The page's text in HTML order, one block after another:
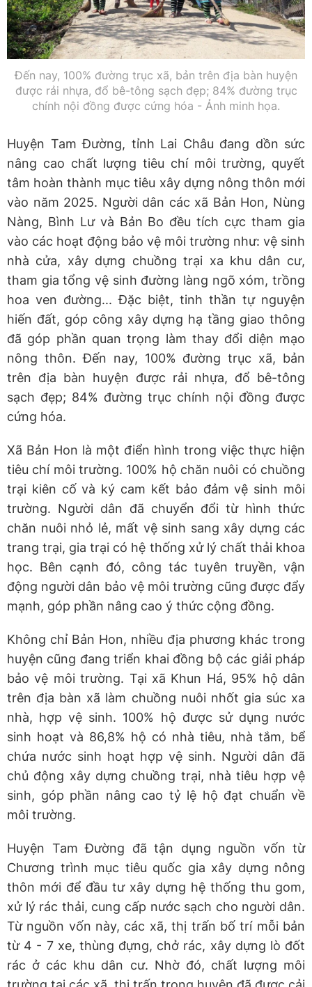
Đến nay, 100% đường trục xã, bản trên địa bàn huyện
được rải nhựa, đổ bê-tông sạch đẹp; 84% đường trục
chính nội đồng được cứng hóa - Ảnh minh họa.
Huyện Tam Đường, tỉnh Lai Châu đang dồn sức
nâng cao chất lượng tiêu chí môi trường, quyết
tâm hoàn thành mục tiêu xây dựng nông thôn mới
vào năm 2025. Người dân các xã Bản Hon, Nùng
Nàng, Bình Lư và Bản Bo đều tích cực tham gia
vào các hoạt động bảo vệ môi trường như: vệ sinh
nhà cửa, xây dựng chuồng trại xa khu dân cư,
tham gia tổng vệ sinh đường làng ngõ xóm, trồng
hoa ven đường... Đặc biệt, tinh thần tự nguyện
hiến đất, góp công xây dựng hạ tầng giao thông
đã góp phần quan trọng làm thay đổi diện mạo
nông thôn. Đến nay, 100% đường trục xã, bản
trên địa bàn huyện được rải nhựa, đổ bê-tông
sạch đẹp; 84% đường trục chính nội đồng được
cứng hóa.
Xã Bản Hon là một điển hình trong việc thực hiện
tiêu chí môi trường. 100% hộ chăn nuôi có chuồng
trại kiên cố và ký cam kết bảo đảm vệ sinh môi
trường. Người dân đã chuyển đổi từ hình thức
chăn nuôi nhỏ lẻ, mất vệ sinh sang xây dựng các
trang trại, gia trại có hệ thống xử lý chất thải khoa
học. Bên cạnh đó, công tác tuyên truyền, vận
động người dân bảo vệ môi trường cũng được đẩy
mạnh, góp phần nâng cao ý thức cộng đồng.
Không chỉ Bản Hon, nhiều địa phương khác trong
huyện cũng đang triển khai đồng bộ các giải pháp
bảo vệ môi trường. Tại xã Khun Há, 95% hộ dân
trên địa bàn xã làm chuồng nuôi nhốt gia súc xa
nhà, hợp vệ sinh. 100% hộ được sử dụng nước
sinh hoạt và 86,8% hộ có nhà tiêu, nhà tắm, bể
chứa nước sinh hoạt hợp vệ sinh. Người dân đã
chủ động xây dựng chuồng trại, nhà tiêu hợp vệ
sinh, góp phần nâng cao tỷ lệ hộ đạt chuẩn về
môi trường.
Huyện Tam Đường đã tận dụng nguồn vốn từ
Chương trình mục tiêu quốc gia xây dựng nông
thôn mới để đầu tư xây dựng hệ thống thu gom,
xử lý rác thải, cung cấp nước sạch cho người dân.
Từ nguồn vốn này, các xã, thị trấn bố trí mỗi bản
từ 4 - 7 xe, thùng đựng, chở rác, xây dựng lò đốt
rác ở các khu dân cư. Nhờ đó, chất lượng môi